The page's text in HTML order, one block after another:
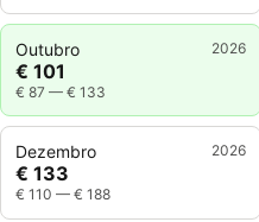
Outubro 2026
€ 101
€ 87 — € 133
Dezembro 2026
€ 133
€ 110 — € 188